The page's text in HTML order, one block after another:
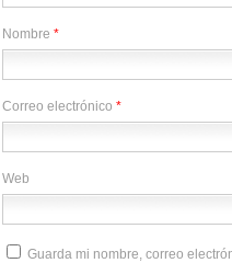
Nombre *
Correo electrónico *
Web
Guarda mi nombre, correo